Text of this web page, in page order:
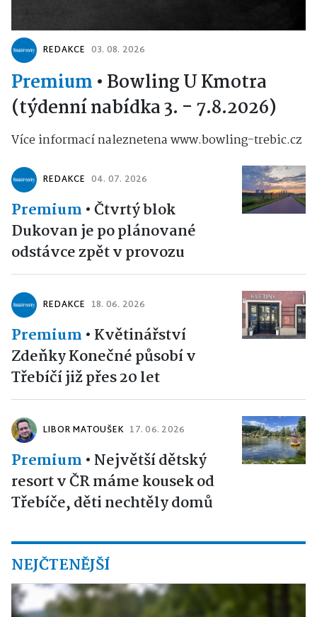
REDAKCE 03. 08. 2026
Premium • Bowling U Kmotra
(týdenní nabídka 3. - 7.8.2026)
Více informací naleznetena www.bowling-trebic.cz
REDAKCE 04. 07. 2026
Premium •Čtvrtý blok
Dukovan je po plánované
odstávce zpět v provozu
REDAKCE 18. 06. 2026
Premium • Květinářství
Zdeňky Konečné působí v
Třebíčí již přes 20 let
LIBOR MATOUŠEK 17. 06. 2026
Premium • Největší dětský
resort v ČR máme kousek od
Třebíče, děti nechtěly domů
NEJČTENĚJŠÍ